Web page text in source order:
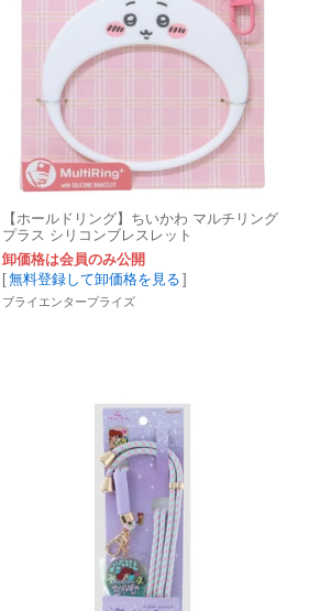
【ホールドリング】ちいかわ マルチリング
プラス シリコンブレスレット
卸価格は会員のみ公開
[無料登録して卸価格を見る ]
ブライエンタープライズ